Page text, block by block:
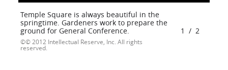
Temple Square is always beautiful in the
springtime. Gardeners work to prepare the
ground for General Conference.
© 2012 Intellectual Reserve, Inc. All rights
reserved.
1 / 2